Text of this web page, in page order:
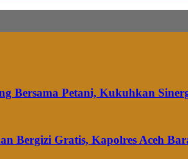
Bersama Petani, Kukuhkan
Bergizi Gratis, Kapolres Aceh